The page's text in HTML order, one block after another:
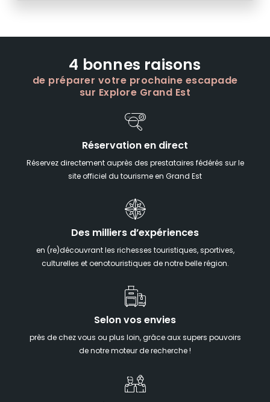
4 bonnes raisons
de préparer votre prochaine escapade
sur Explore Grand Est
Réservation en direct
Réservez directement auprès des prestataires fédérés sur le
site officiel du tourisme en Grand Est
Des milliers d’expériences
en (re)découvrant les richesses touristiques, sportives,
culturelles et oenotouristiques de notre belle région.
Selon vos envies
près de chez vous ou plus loin, grâce aux supers pouvoirs
de notre moteur de recherche !